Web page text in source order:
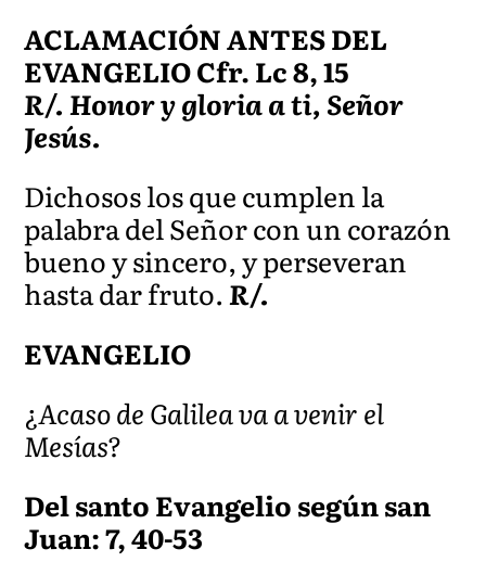
ACLAMACIÓN ANTES DEL
EVANGELIO Cfr. Lc 8, 15
R/. Honor y gloria a ti, Señor
Jesús.
Dichosos los que cumplen la
palabra del Señor con un corazón
bueno y sincero, y perseveran
hasta dar fruto.R/.
EVANGELIO
¿Acaso de Galilea va a venir el
Mesías?
Del santo Evangelio según san
Juan: 7, 40-53